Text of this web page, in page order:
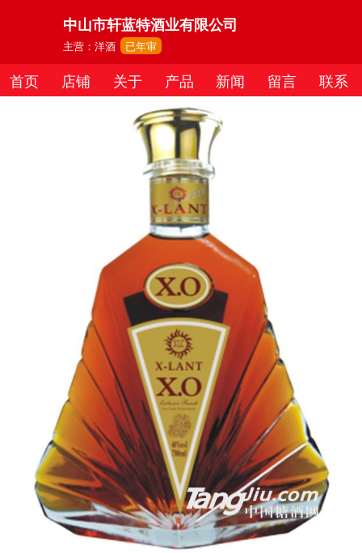
中山市轩蓝特酒业有限公司
主营：洋酒 已年审
首页 店铺 关于 产品 新闻 留言 联系